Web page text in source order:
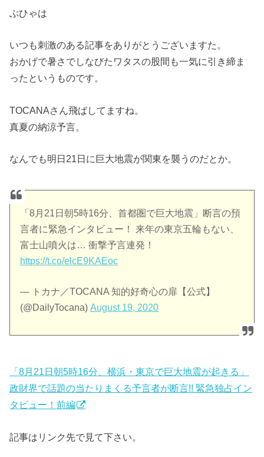
ぶひゃは
いつも刺激のある記事をありがとうございますた。
おかげで暑さでしなびたワタスの股間も一気に引き締ま
ったというものです。
TOCANAさん飛ばしてますね。
真夏の納涼予言。
なんでも明日21日に巨大地震が関東を襲うのだとか。
「8月21日朝5時16分、首都圏で巨大地震」断言の預
言者に緊急インタビュー！ 来年の東京五輪もない、
富士山噴火は… 衝撃予言連発！
https://t.co/elcE9KAEoc
— トカナ／TOCANA 知的好奇心の扉【公式】
(@DailyTocana)August 19, 2020
「8月21日朝5時16分、横浜・東京で巨大地震が起きる」
政財界で話題の当たりまくる予言者が断言!! 緊急独占イン
タビュー！前編
記事はリンク先で見て下さい。